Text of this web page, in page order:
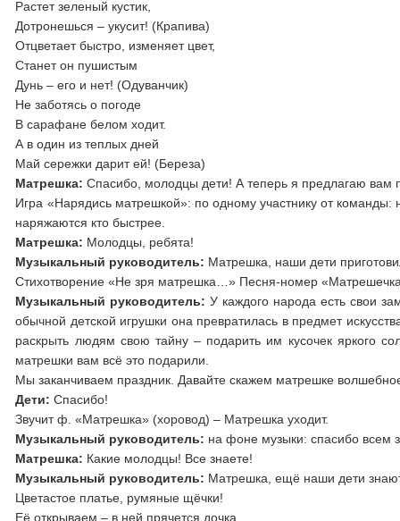
Растет зеленый кустик,
Дотронешься – укусит! (Крапива)
Отцветает быстро, изменяет цвет,
Станет он пушистым
Дунь – его и нет! (Одуванчик)
Не заботясь о погоде
В сарафане белом ходит.
А в один из теплых дней
Май сережки дарит ей! (Береза)
Матрешка: Спасибо, молодцы дети! А теперь я предлагаю вам
Игра «Нарядись матрешкой»: по одному участнику от команды:
наряжаются кто быстрее.
Матрешка: Молодцы, ребята!
Музыкальный руководитель: Матрешка, наши дети
Стихотворение «Не зря матрешка…» Песня-номер
Музыкальный руководитель:У каждого народа есть свои
обычной детской игрушки она превратилась в предмет
раскрыть людям свою тайну – подарить им кусочек яркого
матрешки вам всё это подарили.
Мы заканчиваем праздник. Давайте скажем матрешке
Дети: Спасибо!
Звучит ф. «Матрешка» (хоровод) – Матрешка уходит.
Музыкальный руководитель: на фоне музыки: спасибо всем
Матрешка: Какие молодцы! Все знаете!
Музыкальный руководитель: Матрешка, ещё наши дети
Цветастое платье, румяные щёчки!
Её открываем – в ней прячется дочка.